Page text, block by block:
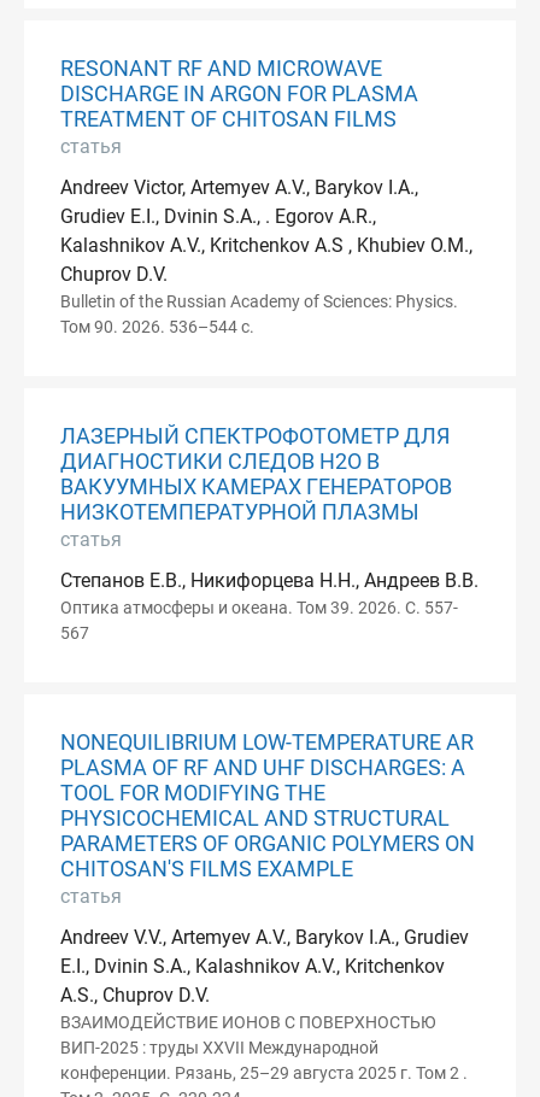
RESONANT RF AND MICROWAVE
DISCHARGE IN ARGON FOR PLASMA
TREATMENT OF CHITOSAN FILMS
статья
Andreev Victor, Artemyev A.V., Barykov I.A.,
Grudiev E.I., Dvinin S.A., . Egorov A.R.,
Kalashnikov A.V., Kritchenkov A.S , Khubiev O.M.,
Chuprov D.V.
Bulletin of the Russian Academy of Sciences: Physics.
Том 90. 2026. 536–544 с.
ЛАЗЕРНЫЙ СПЕКТРОФОТОМЕТР ДЛЯ
ДИАГНОСТИКИ СЛЕДОВ H2O В
ВАКУУМНЫХ КАМЕРАХ ГЕНЕРАТОРОВ
НИЗКОТЕМПЕРАТУРНОЙ ПЛАЗМЫ
статья
Степанов Е.В., Никифорцева Н.Н., Андреев В.В.
Оптика атмосферы и океана. Том 39. 2026. С. 557-
567
NONEQUILIBRIUM LOW-TEMPERATURE AR
PLASMA OF RF AND UHF DISCHARGES: A
TOOL FOR MODIFYING THE
PHYSICOCHEMICAL AND STRUCTURAL
PARAMETERS OF ORGANIC POLYMERS ON
CHITOSAN'S FILMS EXAMPLE
статья
Andreev V.V., Artemyev A.V., Barykov I.A., Grudiev
E.I., Dvinin S.A., Kalashnikov A.V., Kritchenkov
A.S., Chuprov D.V.
ВЗАИМОДЕЙСТВИЕ ИОНОВ С ПОВЕРХНОСТЬЮ
ВИП-2025 : труды XXVII Международной
конференции. Рязань, 25–29 августа 2025 г. Том 2 .